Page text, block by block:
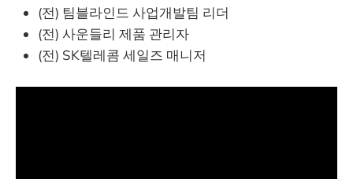
(전) 팀블라인드 사업개발팀 리더
(전) 사운들리 제품 관리자
(전) SK텔레콤 세일즈 매니저